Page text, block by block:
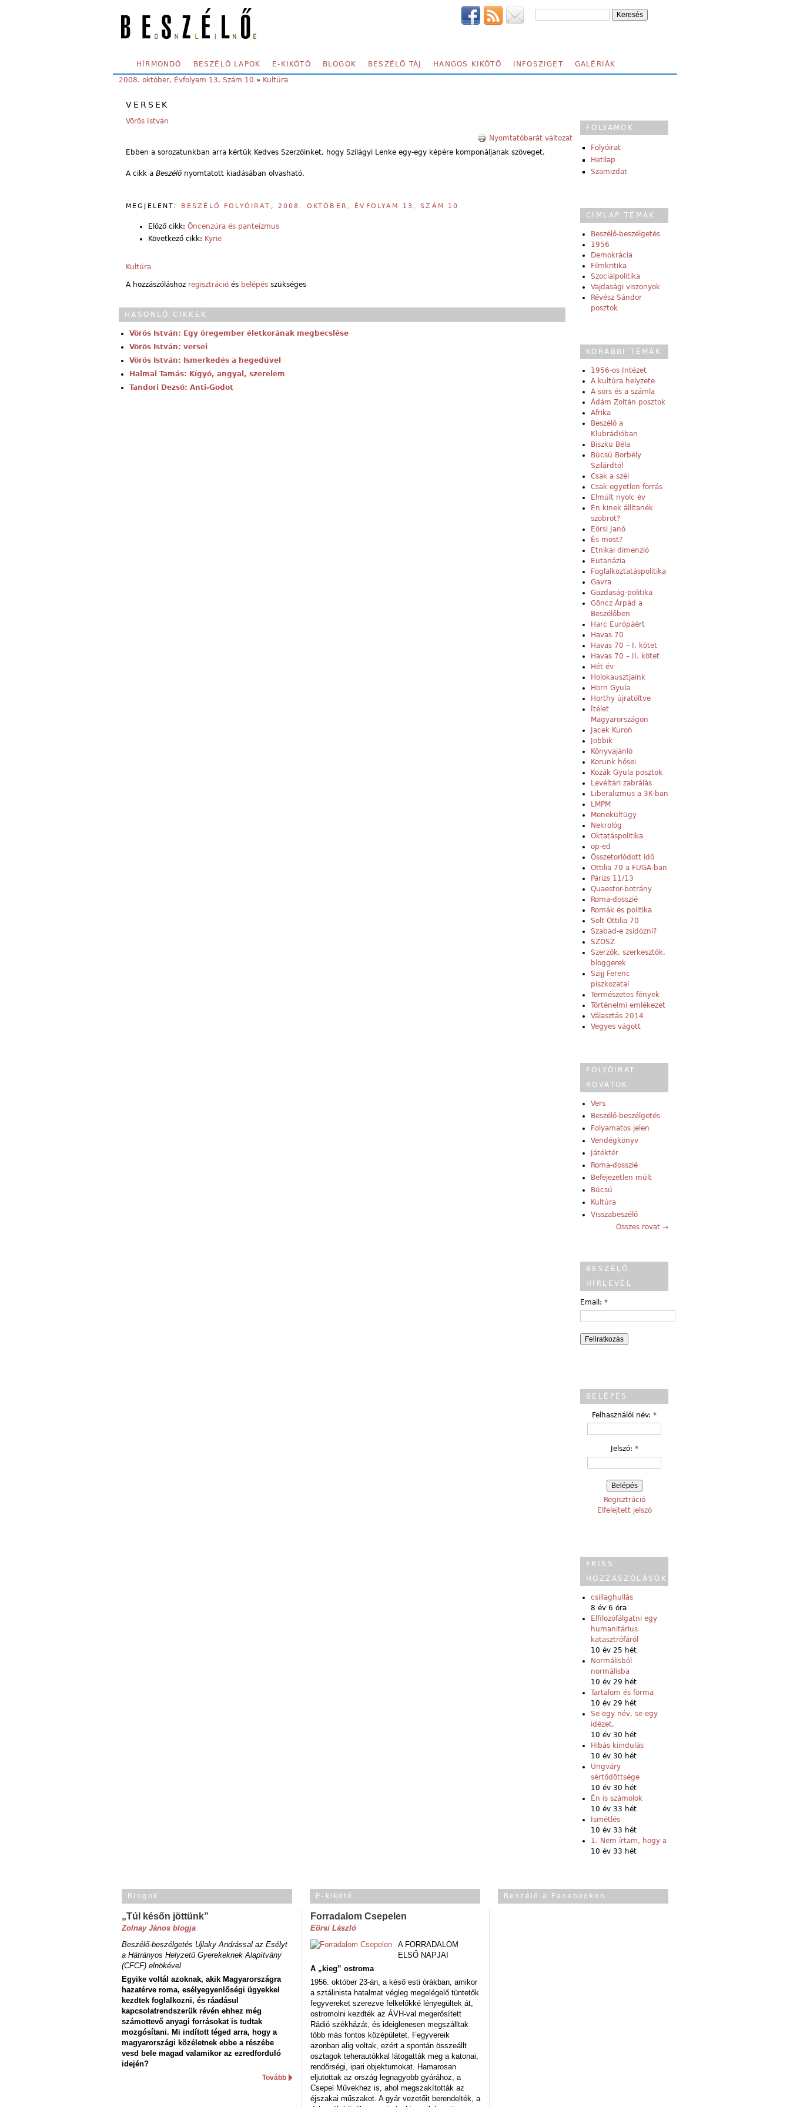
SECONDARY MENU
HÍRMONDÓ BESZÉLŐ LAPOK E-KIKÖTŐ BLOGOK BESZÉLŐ TÁJ HANGOS KIKÖTŐ INFOSZIGET GALÉRIÁK
YOU ARE HERE:
2008. október, Évfolyam 13, Szám 10 » Kultúra
VERSEK
Vörös István
Nyomtatóbarát változat
Ebben a sorozatunkban arra kértük Kedves Szerzőinket, hogy Szilágyi Lenke egy-egy képére komponáljanak szöveget.
A cikk a Beszélőnyomtatott kiadásában olvasható.
MEGJELENT: BESZÉLŐ FOLYÓIRAT 2008. OKTÓBER, ÉVFOLYAM 13, SZÁM 10
Előző cikk: Öncenzúra és panteizmus
Következő cikk: Kyrie
Kultúra
A hozzászóláshoz regisztráció és belépés szükséges
HASONLÓ CIKKEK
Vörös István: Egy öregember életkorának megbecslése
Vörös István: versei
Vörös István: Ismerkedés a hegedűvel
Halmai Tamás: Kígyó, angyal, szerelem
Tandori Dezső: Anti-Godot
FOLYAMOK
Folyóirat
Hetilap
Szamizdat
CÍMLAP TÉMÁK
Beszélő-beszélgetés
1956
Demokrácia
Filmkritika
Szociálpolitika
Vajdasági viszonyok
Révész Sándor
posztok
KORÁBBI TÉMÁK
1956-os Intézet
A kultúra helyzete
A sors és a számla
Ádám Zoltán posztok
Afrika
Beszélő a
Klubrádióban
Biszku Béla
Búcsú Borbély
Szilárdtól
Csak a szél
Csak egyetlen forrás
Elmúlt nyolc év
Én kinek állítanék
szobrot?
Eörsi Janó
És most?
Etnikai dimenzió
Eutanázia
Foglalkoztatáspolitika
Gavra
Gazdaság-politika
Göncz Árpád a
Beszélőben
Harc Európáért
Havas 70
Havas 70 – I. kötet
Havas 70 – II. kötet
Hét év
Holokausztjaink
Horn Gyula
Horthy újratöltve
Ítélet
Magyarországon
Jacek Kuroń
Jobbik
Könyvajánló
Korunk hősei
Kozák Gyula posztok
Levéltári zabrálás
Liberalizmus a 3K-ban
LMPM
Menekültügy
Nekrológ
Oktatáspolitika
op-ed
Összetorlódott idő
Ottilia 70 a FUGA-ban
Párizs 11/13
Quaestor-botrány
Roma-dosszié
Romák és politika
Solt Ottilia 70
Szabad-e zsidózni?
SZDSZ
Szerzők, szerkesztők,
bloggerek
Szijj Ferenc
piszkozatai
Természetes fények
Történelmi emlékezet
Választás 2014
Vegyes vágott
FOLYÓIRAT
ROVATOK
Vers
Beszélő-beszélgetés
Folyamatos jelen
Vendégkönyv
Játéktér
Roma-dosszié
Befejezetlen múlt
Búcsú
Kultúra
Visszabeszélő
Összes rovat →
BESZÉLŐ
HÍRLEVÉL
Email: *
BELÉPÉS
Felhasználói név: *
Jelszó: *
Regisztráció
Elfelejtett jelszó
FRISS
HOZZÁSZÓLÁSOK
csillaghullás
8 év 6 óra
Elfilozófálgatni egy
humanitárius
katasztrófáról
10 év 25 hét
Normálisból
normálisba
10 év 29 hét
Tartalom és forma
10 év 29 hét
Se egy név, se egy
idézet,
10 év 30 hét
Hibás kiindulás
10 év 30 hét
Ungváry
sértődöttsége
10 év 30 hét
Én is számolok
10 év 33 hét
Ismétlés
10 év 33 hét
1. Nem írtam, hogy a
10 év 33 hét
Blogok
„Túl későn jöttünk”
Zolnay János blogja
Beszélő-beszélgetés Ujlaky Andrással az Esélyt
a Hátrányos Helyzetű Gyerekeknek Alapítvány
(CFCF) elnökével
Egyike voltál azoknak, akik Magyarországra
hazatérve roma, esélyegyenlőségi ügyekkel
kezdtek foglalkozni, és ráadásul
kapcsolatrendszerük révén ehhez még
számottevő anyagi forrásokat is tudtak
mozgósítani. Mi indított téged arra, hogy a
magyarországi közéletnek ebbe a részébe
vesd bele magad valamikor az ezredforduló
idején?
Tovább
E-kikötő
Forradalom Csepelen
Eörsi László
A FORRADALOM
ELSŐ NAPJAI
A „kieg” ostroma
1956. október 23-án, a késő esti órákban, amikor
a sztálinista hatalmat végleg megelégelő tüntetők
fegyvereket szerezve felkelőkké lényegültek át,
ostromolni kezdték az ÁVH-val megerősített
Rádió székházát, és ideiglenesen megszálltak
több más fontos középületet. Fegyvereik
azonban alig voltak, ezért a spontán összeállt
osztagok teherautókkal látogatták meg a katonai,
rendőrségi, ipari objektumokat. Hamarosan
eljutottak az ország legnagyobb gyárához, a
Csepel Művekhez is, ahol megszakították az
éjszakai műszakot. A gyár vezetőit berendelték, a
Beszélő a Facebookon